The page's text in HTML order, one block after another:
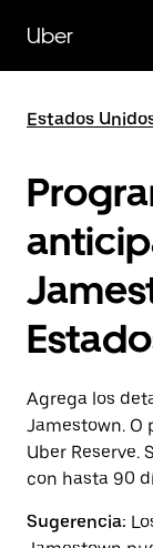
contenido
principal
Uber
Estados
Agrega los
Jamestown. O
Uber Reserve.
con hasta 90
Sugerencia: